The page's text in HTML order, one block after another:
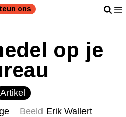
ons
op je
Artikel
Beeld Erik Wallert